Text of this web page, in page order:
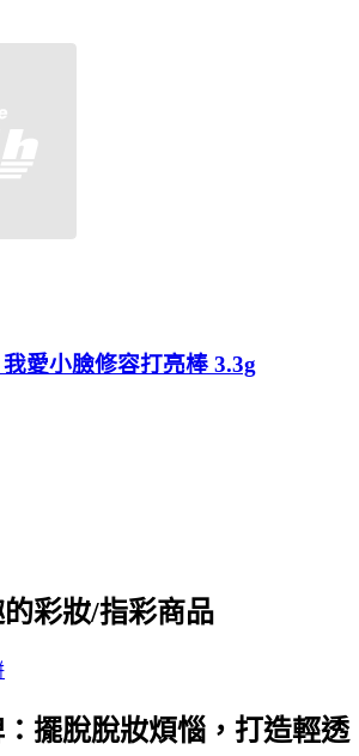
愛小臉修容打亮棒 3.3g
彩妝/指彩商品
擺脫脫妝煩惱，打造輕透